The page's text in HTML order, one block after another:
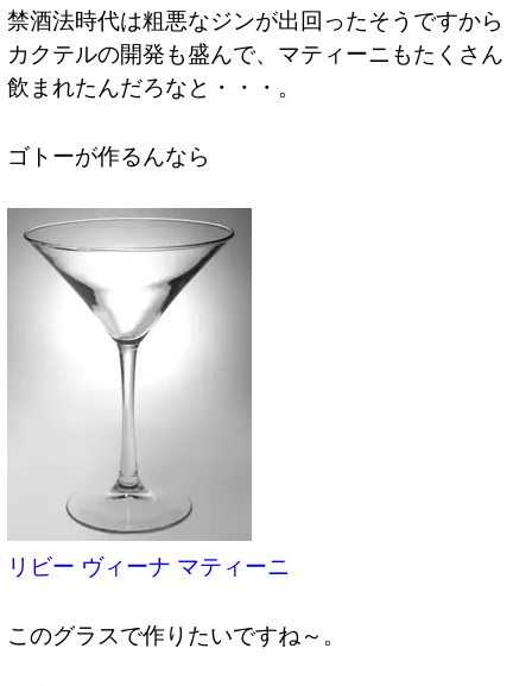
禁酒法時代は粗悪なジンが出回ったそうですから
カクテルの開発も盛んで、マティーニもたくさん
飲まれたんだろなと・・・。
ゴトーが作るんなら
リビー ヴィーナ マティーニ
このグラスで作りたいですね～。